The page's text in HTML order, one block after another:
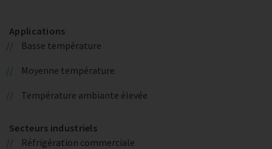
Applications
Basse température
Moyenne température
Température ambiante élevée
Secteurs industriels
Réfrigération commerciale